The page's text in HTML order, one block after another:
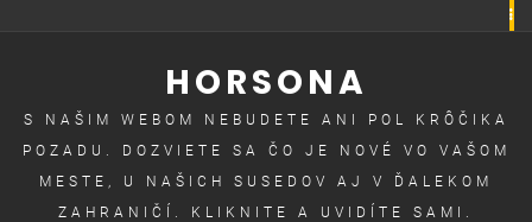
HORSONA
S NAŠIM WEBOM NEBUDETE ANI POL KRÔČIKA
POZADU. DOZVIETE SA ČO JE NOVÉ VO VAŠOM
MESTE, U NAŠICH SUSEDOV AJ V ĎALEKOM
ZAHRANIČÍ. KLIKNITE A UVIDÍTE SAMI.